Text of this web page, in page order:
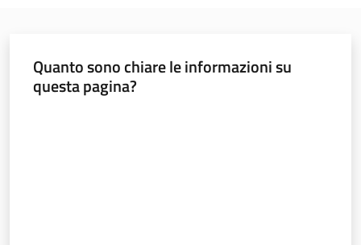
Quanto sono chiare le informazioni su
questa pagina?